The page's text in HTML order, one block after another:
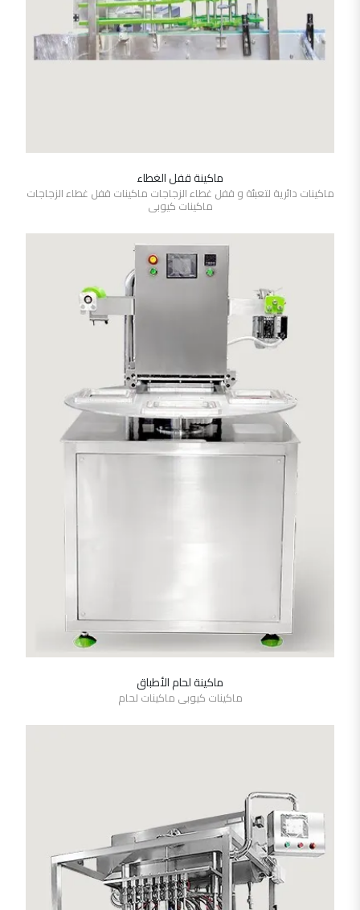
SHOW DETAILS
ماكينة قفل الغطاء
ماكينات دائرية لتعبئة و قفل غطاء الزجاجات ماكينات قفل غطاء الزجاجات
ماكينات كيوبى
SHOW DETAILS
ماكينة لحام الأطباق
ماكينات كيوبى ماكينات لحام